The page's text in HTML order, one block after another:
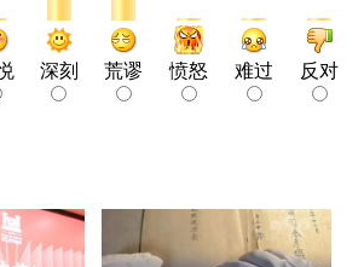
深刻 荒谬 愤怒 难过 反对